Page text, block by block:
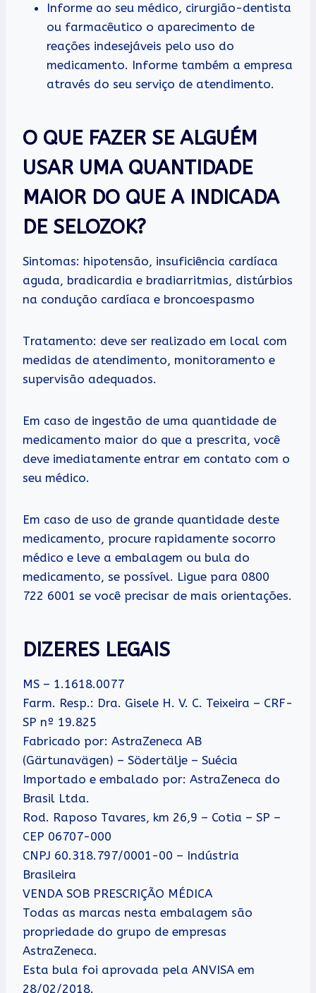
Informe ao seu médico, cirurgião-dentista
ou farmacêutico o aparecimento de
reações indesejáveis pelo uso do
medicamento. Informe também a empresa
através do seu serviço de atendimento.
O QUE FAZER SE ALGUÉM
USAR UMA QUANTIDADE
MAIOR DO QUE A INDICADA
DE SELOZOK?
Sintomas: hipotensão, insuficiência cardíaca
aguda, bradicardia e bradiarritmias, distúrbios
na condução cardíaca e broncoespasmo
Tratamento: deve ser realizado em local com
medidas de atendimento, monitoramento e
supervisão adequados.
Em caso de ingestão de uma quantidade de
medicamento maior do que a prescrita, você
deve imediatamente entrar em contato com o
seu médico.
Em caso de uso de grande quantidade deste
medicamento, procure rapidamente socorro
médico e leve a embalagem ou bula do
medicamento, se possível. Ligue para 0800
722 6001 se você precisar de mais orientações.
DIZERES LEGAIS
MS – 1.1618.0077
Farm. Resp.: Dra. Gisele H. V. C. Teixeira – CRF-
SP nº 19.825
Fabricado por: AstraZeneca AB
(Gärtunavägen) – Södertälje – Suécia
Importado e embalado por: AstraZeneca do
Brasil Ltda.
Rod. Raposo Tavares, km 26,9 – Cotia – SP –
CEP 06707-000
CNPJ 60.318.797/0001-00 – Indústria
Brasileira
VENDA SOB PRESCRIÇÃO MÉDICA
Todas as marcas nesta embalagem são
propriedade do grupo de empresas
AstraZeneca.
Esta bula foi aprovada pela ANVISA em
28/02/2018.